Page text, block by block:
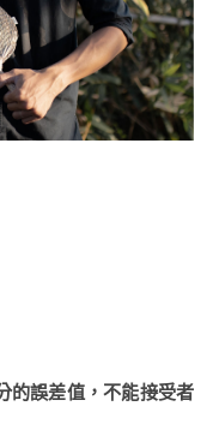
的誤差值，不能接受者